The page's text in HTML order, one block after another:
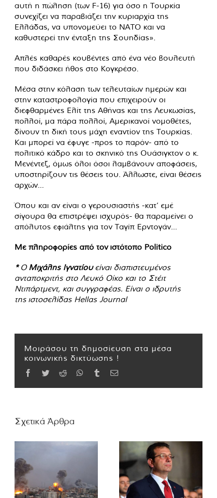
αυτή η πώληση (των F-16) για όσο η Τουρκία
συνεχίζει να παραβιάζει την κυριαρχία της
Ελλάδας, να υπονομεύει το ΝΑΤΟ και να
καθυστερεί την ένταξη της Σουηδίας».
Απλές καθαρές κουβέντες από ένα νέο βουλευτή
που διδάσκει ήθος στο Κογκρέσο.
Μέσα στην κόλαση των τελευταίων ημερών και
στην καταστροφολογία που επιχειρούν οι
διεφθαρμένες Ελίτ της Αθήνας και της Λευκωσίας,
πολλοί, μα πάρα πολλοί, Αμερικανοί νομοθέτες,
δίνουν τη δική τους μάχη εναντίον της Τουρκίας.
Και μπορεί να έφυγε -προς το παρόν- από το
πολιτικό κάδρο και το σκηνικό της Ουάσιγκτον ο κ.
Μενέντεζ, όμως όλοι όσοι λαμβάνουν αποφάσεις,
υποστηρίζουν τις θέσεις του. Άλλωστε, είναι θέσεις
αρχών…
Όπου και αν είναι ο γερουσιαστής -κατ’ εμέ
σίγουρα θα επιστρέψει ισχυρός- θα παραμείνει ο
απόλυτος εφιάλτης για τον Ταγίπ Ερντογάν…
Με πληροφορίες από τον ιστότοπο Politico
*Ο Μιχάλης Ιγνατίουείναι διαπιστευμένος
ανταποκριτής στο Λευκό Οίκο και το Στέιτ
Ντιπάρτμεντ, και συγγραφέας. Είναι ο ιδρυτής
της ιστοσελίδας Hellas Journal
Μοιράσου τη δημοσίευση στα μέσα
κοινωνικής δικτύωσης !
Facebook
TwitterReddit WhatsApp
TumblrEmail
Σχετικά Άρθρα